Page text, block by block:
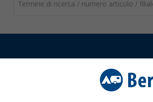
Cunei /sistemi di